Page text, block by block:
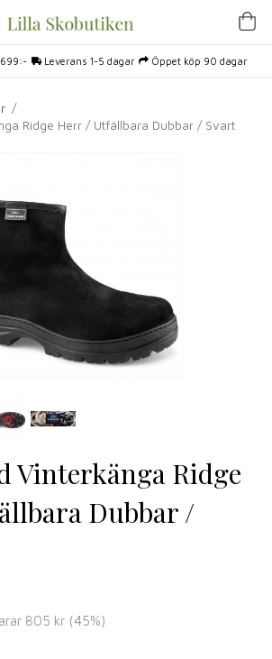
699:- Leverans 1-5 dagar Öppet köp 90 dagar
/
Ridge Herr / Utfällbara Dubbar / Svart
Vinterkänga Ridge
Dubbar /
805 kr (45%)